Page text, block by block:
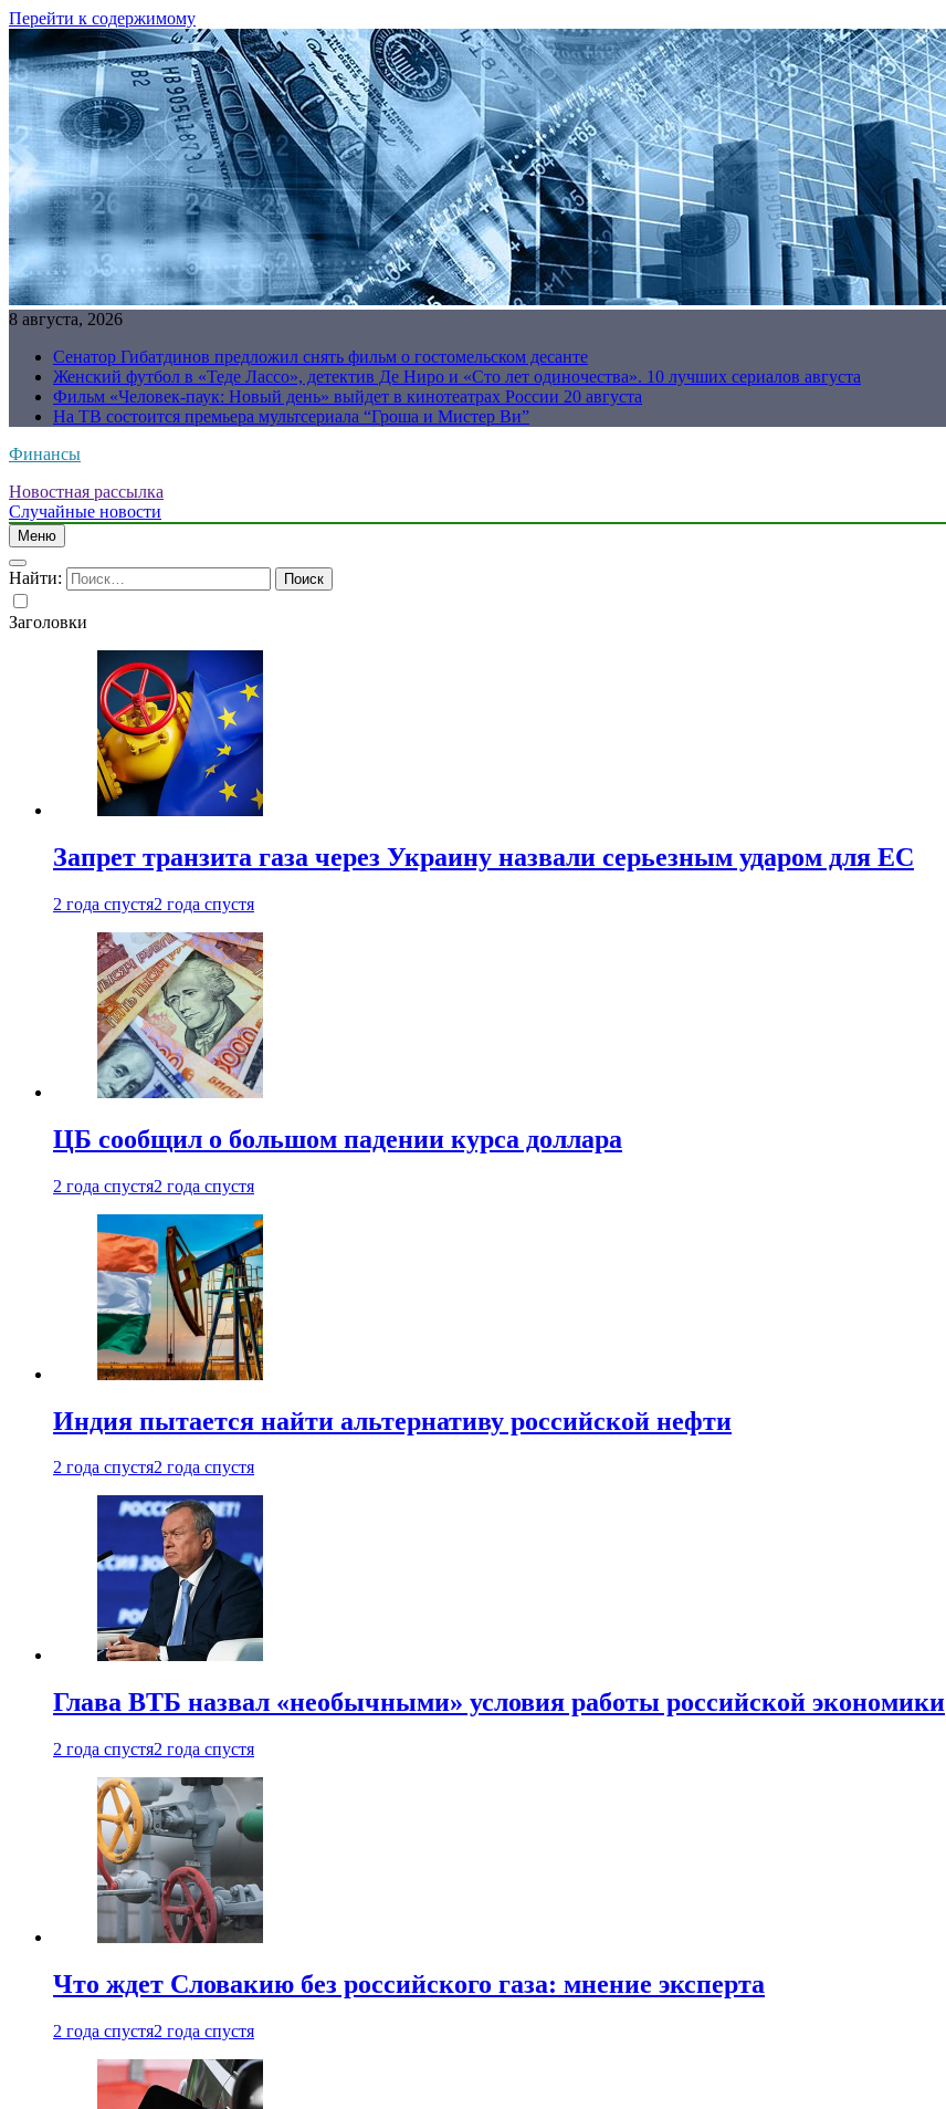
Перейти к содержимому
8 августа, 2026
Сенатор Гибатдинов предложил снять фильм о гостомельском десанте
Женский футбол в «Теде Лассо», детектив Де Ниро и «Сто лет одиночества». 10 лучших сериалов августа
Фильм «Человек-паук: Новый день» выйдет в кинотеатрах России 20 августа
На ТВ состоится премьера мультсериала “Гроша и Мистер Ви”
Финансы
Новостная рассылка
Случайные новости
Меню
Найти:
Заголовки
Запрет транзита газа через Украину назвали серьезным ударом для ЕС
2 года спустя2 года спустя
ЦБ сообщил о большом падении курса доллара
2 года спустя2 года спустя
Индия пытается найти альтернативу российской нефти
2 года спустя2 года спустя
Глава ВТБ назвал «необычными» условия работы российской экономики
2 года спустя2 года спустя
Что ждет Словакию без российского газа: мнение эксперта
2 года спустя2 года спустя